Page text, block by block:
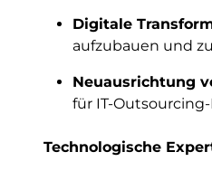
Digitale
aufzubauen und
Neuausrichtung
für IT-
Technologische